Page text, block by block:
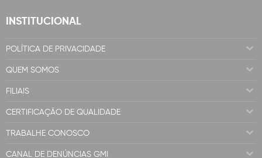
INSTITUCIONAL
POLÍTICA DE PRIVACIDADE
QUEM SOMOS
FILIAIS
CERTIFICAÇÃO DE QUALIDADE
TRABALHE CONOSCO
CANAL DE DENÚNCIAS GMI